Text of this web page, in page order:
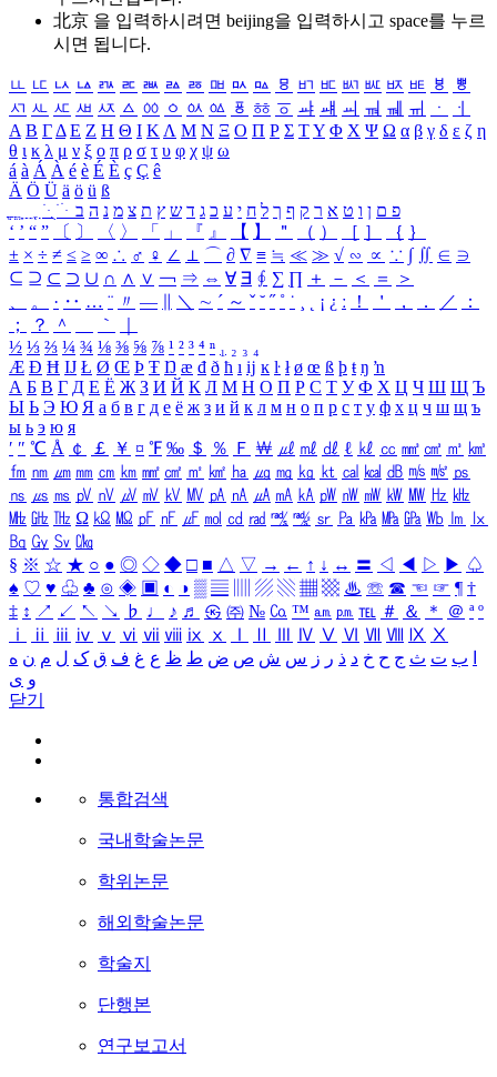
北京 을 입력하시려면 beijing을 입력하시고 space를 누르
시면 됩니다.
ㅥ ㅦ ㅧ ㅨ ㅩ ㅪ ㅫ ㅬ ㅭ ㅮ ㅯ ㅰ ㅱ ㅲ ㅳ ㅴ ㅵ ㅶ ㅷ ㅸ
ㅹ
ㅺ ㅻ ㅼ ㅽ ㅾ ㅿ ㆀ ㆁ ㆂ ㆃ ㆄ ㆅ ㆆ ㆇ ㆈ ㆉ ㆊ ㆋ ㆌ ㆍ
ㆎ
Α Β ΓΔ Ε Ζ Η Θ Ι ΚΛ Μ Ν Ξ Ο Π Ρ Σ ΤΥ Φ Χ Ψ Ω α β γ δ ε ζ η
θ ι κ λ μ ν ξ ο π ρ σ τ υ φ χ ψ ω
á à Á À é è É È ç Ç ê
Ä Ö Ü ä ö ü ß
ִֶֹ ֻּ ׁׂ פ ם ן ו ט א ר ק ף ך ל ח י ע כ ג ד ש ץ ת צ מ נ ה ב
‘ ’ “ ” 〔 〕 〈 〉 「 」 『 』 【 】 ＂ （ ） ［ ］ ｛ ｝
± × ÷ ≠ ≤ ≥ ∞ ∴ ♂ ♀ ∠ ⊥ ⌒ ∂ ∇ ≡ ≒ ≪ ≫ √ ∽ ∝ ∵ ∫ ∬ ∈ ∋
⊆ ⊇ ⊂ ⊃ ∪ ∩ ∧ ∨ ￢ ⇒ ⇔ ∀ ∃ ∮ ∑ ∏ ＋ － ＜ ＝
＞
、
。 · ‥ … ¨ 〃 ― ＼ ∼ ´ ～ ˇ ˘ ˝ ˚ ˙ ¸ ¡ ¿ ː ！ ＇ ， ． ／
：
；
？ ＾ ｀
½ ⅓ ⅔ ¼ ¾ ⅛ ⅜ ⅝ ⅞ ¹ ² ³ ⁴ ⁿ ₁ ₂ ₃ ₄
Æ Ð Ħ Ĳ Ł Ø Œ Þ Ŧ Ŋ æ đ ð ħ ı ĳ ĸ ŀ ł ø œ ß þ ŧ ŋ ŉ
А Б В Г Д Е Ё Ж З И Й К Л М Н О П Р С Т У Ф Х Ц Ч Ш Щ Ъ
Ы Ь Э Ю Я а б в г д е ё ж з и й к л м н о п р с т у ф х ц ч ш щ ъ
ы ь э ю я
′ ″ ℃ Å ￠ ￡ ￥ ¤ ℉ ‰ ＄ ％ Ｆ ￦ ㎕ ㎖ ㎗ ℓ ㎘ ㏄ ㎣ ㎤ ㎥ ㎦
㎙ ㎚ ㎛ ㎜ ㎝ ㎞ ㎟ ㎠ ㎡ ㎢ ㏊ ㎍ ㎎ ㎏ ㏏ ㎈ ㎉ ㏈ ㎧ ㎨ ㎰
㎱ ㎲ ㎳ ㎴ ㎵ ㎶ ㎷ ㎸ ㎹ ㎀ ㎁ ㎂ ㎃ ㎄ ㎺ ㎻ ㎽ ㎾ ㎿ ㎐ ㎑
㎒ ㎓ ㎔ Ω ㏀ ㏁ ㎊ ㎋ ㎌ ㏖ ㏅ ㎭ ㎮ ㎯ ㏛ ㎩ ㎪ ㎫ ㎬ ㏝ ㏐
㏓
㏃ ㏉ ㏜ ㏆
§ ※ ☆ ★ ○ ● ◎ ◇ ◆ □ ■ △ ▽ → ← ↑ ↓ ↔ 〓 ◁ ◀ ▷ ▶ ♤
♠ ♡ ♥ ♧ ♣ ⊙ ◈ ▣ ◐ ◑ ▒ ▤ ▨ ▧ ▦ ▩ ♨ ☏ ☎ ☜ ☞ ¶ †
‡ ↕ ↗ ↙ ↖ ↘ ♭ ♩ ♪ ♬ ㉿ ㈜ № ㏇ ™ ㏂ ㏘ ℡ ＃ ＆ ＊ ＠ ª º
ⅰ
ⅱ ⅲ ⅳ ⅴ ⅵ ⅶ ⅷ ⅸ ⅹ Ⅳ Ⅴ Ⅵ Ⅶ Ⅷ Ⅸ Ⅹ
ب ت ث ج ح خ د ذ ر ز س ش ص ض ط ظ ع غ ف ق ک ل م ن ه
و ی
닫기
통합검색
국내학술논문
학위논문
해외학술논문
학술지
단행본
연구보고서